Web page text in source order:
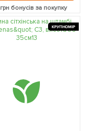
бонусів за покупку
КРУПНОМІР